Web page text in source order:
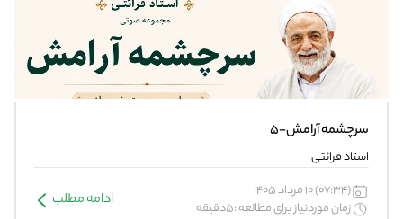
سرچشمه آرامش-5
استاد قرائتی
(07:34) 10 مرداد 1405
زمان موردنیاز برای مطالعه :5دقیقه
ادامه مطلب